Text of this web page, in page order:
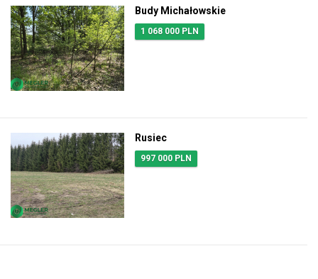
Budy Michałowskie
1 068 000 PLN
Rusiec
997 000 PLN